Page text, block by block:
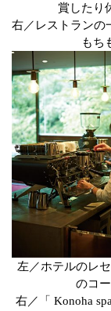
賞したり
右／レストランの
もち
左／ホテルのレ
のコ
右／「 Konoha